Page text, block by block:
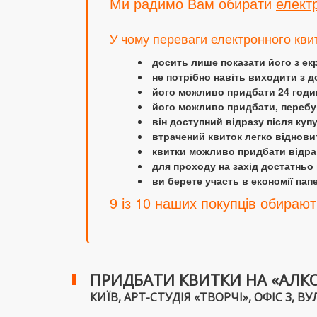
У чому переваги електронного
досить лише показати його з
не потрібно навіть виходити з
його можливо придбати 24
його можливо придбати,
він доступний відразу після
втрачений квиток легко
квитки можливо придбати
для проходу на захід
ви берете участь в економії
9 із 10 наших покупців
ПРИДБАТИ КВИТКИ НА
КИЇВ, АРТ-СТУДІЯ «ТВОРЧІ», ОФІС 3,